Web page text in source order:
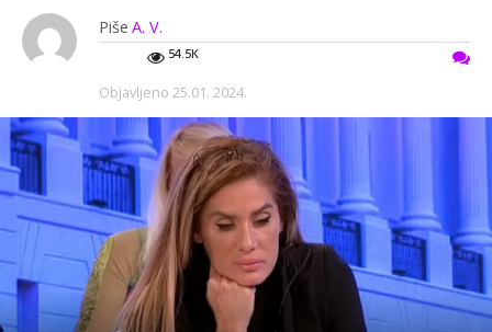
Piše A. V.
54.5K
Objavljeno 25.01. 2024.